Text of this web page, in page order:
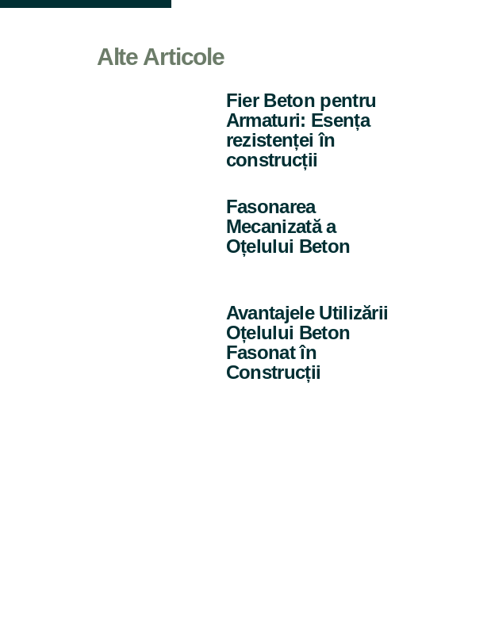
Alte Articole
Fier Beton pentru
Armaturi: Esența
rezistenței în
construcții
Fasonarea
Mecanizată a
Oțelului Beton
Avantajele Utilizării
Oțelului Beton
Fasonat în
Construcții